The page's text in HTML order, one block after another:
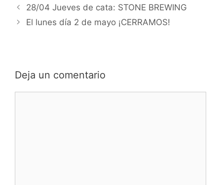
28/04 Jueves de cata: STONE BREWING
El lunes día 2 de mayo ¡CERRAMOS!
Deja un comentario